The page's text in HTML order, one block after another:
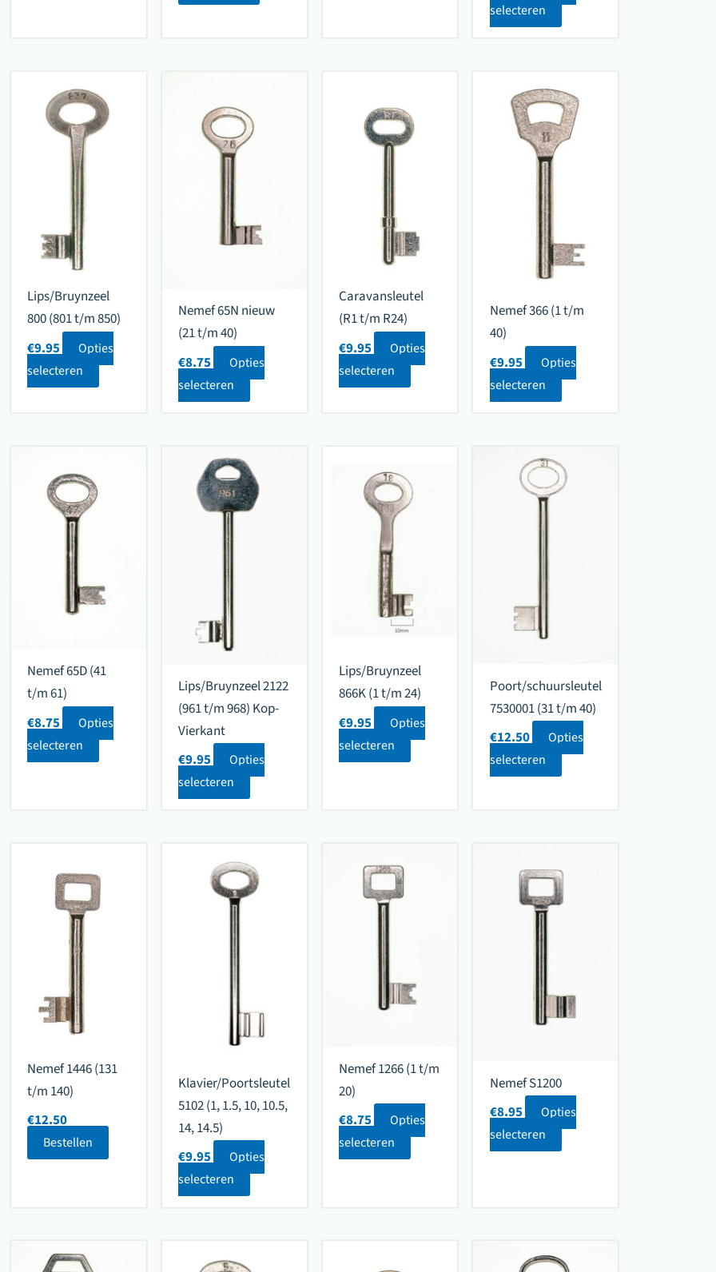
selecteren
Lips/Bruynzeel
800 (801 t/m 850)
€9.95
Opties
selecteren
Nemef 65N nieuw
(21 t/m 40)
€8.75
Opties
selecteren
Caravansleutel
(R1 t/m R24)
€9.95
Opties
selecteren
Nemef 366 (1 t/m
40)
€9.95
Opties
selecteren
Nemef 65D (41
t/m 61)
€8.75
Opties
selecteren
Lips/Bruynzeel 2122
(961 t/m 968) Kop-
Vierkant
€9.95
Opties
selecteren
Lips/Bruynzeel
866K (1 t/m 24)
€9.95
Opties
selecteren
Poort/schuursleutel
7530001 (31 t/m 40)
€12.50
Opties
selecteren
Nemef 1446 (131
t/m 140)
€12.50
Bestellen
Klavier/Poortsleutel
5102 (1, 1.5, 10, 10.5,
14, 14.5)
€9.95
Opties
selecteren
Nemef 1266 (1 t/m
20)
€8.75
Opties
selecteren
Nemef S1200
€8.95
Opties
selecteren